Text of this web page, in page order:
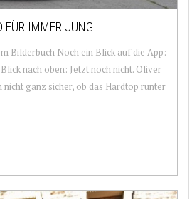
IMMER JUNG
Bilderbuch Noch ein Blick auf die App:
nach oben: Jetzt noch nicht. Oliver
nicht ganz sicher, ob das Hardtop runter